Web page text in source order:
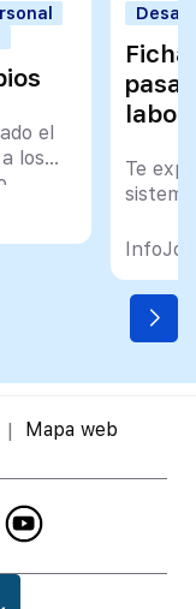
el
los
Te
Mapa web